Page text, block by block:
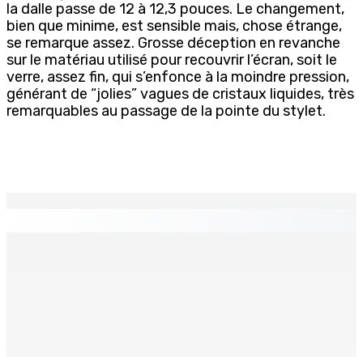
la dalle passe de 12 à 12,3 pouces. Le changement,
bien que minime, est sensible mais, chose étrange,
se remarque assez. Grosse déception en revanche
sur le matériau utilisé pour recouvrir l’écran, soit le
verre, assez fin, qui s’enfonce à la moindre pression,
générant de “jolies” vagues de cristaux liquides, très
remarquables au passage de la pointe du stylet.